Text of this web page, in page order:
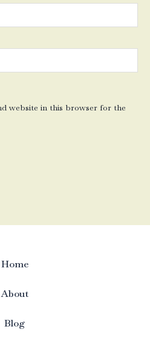
website in this browser for the
Home
About
Blog